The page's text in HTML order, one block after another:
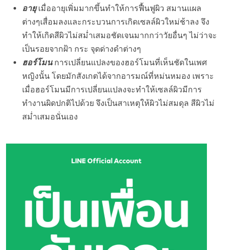
อายุเมื่ออายุเพิ่มมากขึ้นทำให้การฟื้นฟูผิว สมานแผล
ต่างๆเสื่อมลงและกระบวนการเกิดเซลล์ผิวใหม่ช้าลง จึง
ทำให้เกิดสีผิวไม่สม่ำเสมอชัดเจนมากกว่าวัยอื่นๆ ไม่ว่าจะ
เป็นรอยจากฝ้า กระ จุดด่างดำต่างๆ
ฮอร์โมน การเปลี่ยนแปลงของฮอร์โมนที่เห็นชัดในเพศ
หญิงนั้น โดยมักสังเกตได้จากอารมณ์ที่หม่นหมอง เพราะ
เมื่อฮอร์โมนมีการเปลี่ยนแปลงจะทำให้เซลล์ผิวมีการ
ทำงานผิดปกติไปด้วย จึงเป็นสาเหตุให้ผิวไม่สมดุล สีผิวไม่
สม่ำเสมอนั่นเอง